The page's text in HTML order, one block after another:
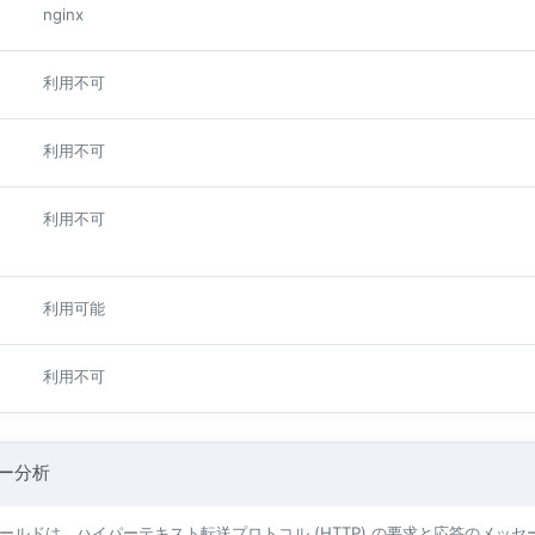
nginx
利用不可
利用不可
利用不可
利用可能
利用不可
分析